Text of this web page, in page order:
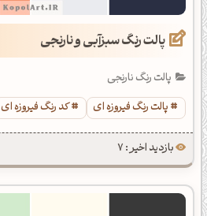
پالت رنگ سبزآبی و نارنجی
پالت رنگ نارنجی
پالت رنگ فیروزه ای
کد رنگ فیروزه ای
بازدید اخیر : 7